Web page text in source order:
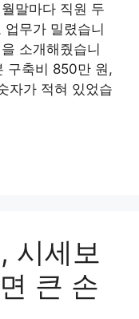
말마다 직원 두
무가 밀렸습니
소개해줬습니
구축비 850만 원,
자가 적혀 있었습
시세보
큰 손